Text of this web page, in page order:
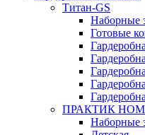
Титан-GS
Наборные
Готовые
ПРАКТИК
Наборные